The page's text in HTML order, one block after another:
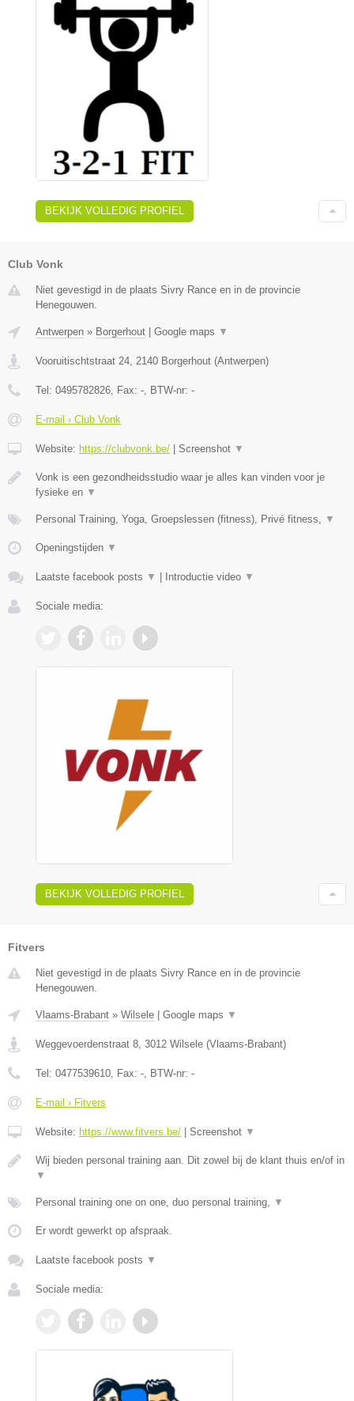
BEKIJK VOLLEDIG PROFIEL
Club Vonk
Niet gevestigd in de plaats Sivry Rance en in de provincie
Henegouwen.
Antwerpen » Borgerhout | Google maps ▼
Vooruitischtstraat 24 2140 Borgerhout (Antwerpen)
Tel: 0495782826 , Fax: - , BTW-nr: -
E-mail › Club Vonk
Website: https://clubvonk.be/ | Screenshot ▼
Vonk is een gezondheidsstudio waar je alles kan vinden voor je
fysieke en ▼
Personal Training, Yoga, Groepslessen (fitness), Privé fitness, ▼
Openingstijden ▼
Laatste facebook posts ▼ | Introductie video ▼
Sociale media:
BEKIJK VOLLEDIG PROFIEL
Fitvers
Niet gevestigd in de plaats Sivry Rance en in de provincie
Henegouwen.
Vlaams-Brabant » Wilsele | Google maps ▼
Weggevoerdenstraat 8 3012 Wilsele (Vlaams-Brabant)
Tel: 0477539610 , Fax: - , BTW-nr: -
E-mail › Fitvers
Website: https://www.fitvers.be/ | Screenshot ▼
Wij bieden personal training aan. Dit zowel bij de klant thuis en/of in
▼
Personal training one on one, duo personal training, ▼
Er wordt gewerkt op afspraak.
Laatste facebook posts ▼
Sociale media: